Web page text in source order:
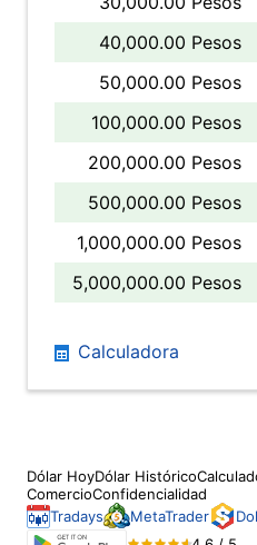
40,000.00 Pesos
50,000.00 Pesos
100,000.00 Pesos
200,000.00 Pesos
500,000.00 Pesos
1,000,000.00 Pesos
5,000,000.00 Pesos
Calculadora
Dólar HoyDólar Histórico
ComercioConfidencialidad
Tradays
MetaTrader